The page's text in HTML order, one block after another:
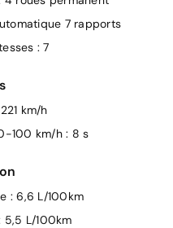
7 rapports
: 7
km/h
100 km/h : 8 s
: 6,6 L/100km
5,5 L/100km